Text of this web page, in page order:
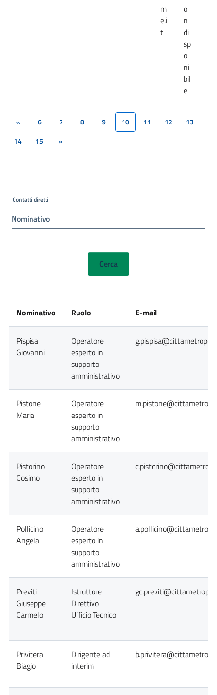
m
e.i
t
o
n
di
sp
o
ni
bil
e
« 6 7 8 9 10(current)
11 12
13
14
15 »
Contatti diretti
Nominativo
Nominativo Ruolo E-mail
Pispisa
Giovanni
Operatore
esperto in
supporto
amministrativo
Pistone
Maria
Operatore
esperto in
supporto
amministrativo
Pistorino
Cosimo
Operatore
esperto in
supporto
amministrativo
Pollicino
Angela
Operatore
esperto in
supporto
amministrativo
Previti
Giuseppe
Carmelo
Istruttore
Direttivo
Ufficio Tecnico
Privitera
Biagio
Dirigente ad
interim